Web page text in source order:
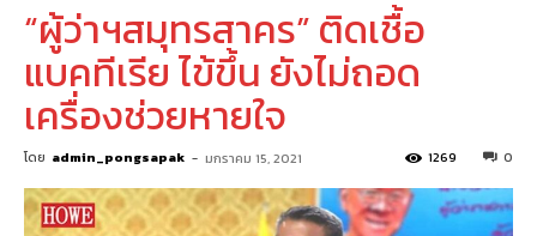
“ผู้ว่าฯสมุทรสาคร” ติดเชื้อ
แบคทีเรีย ไข้ขึ้น ยังไม่ถอด
เครื่องช่วยหายใจ
โดย admin_pongsapak - มกราคม 15, 2021 0
1269